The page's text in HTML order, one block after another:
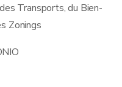
Transports, du Bien-
Zonings